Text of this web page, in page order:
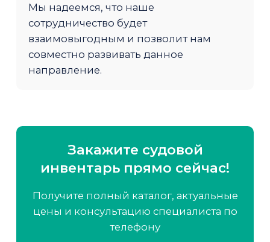
Мы надеемся, что наше
сотрудничество будет
взаимовыгодным и позволит нам
совместно развивать данное
направление.
Закажите судовой
инвентарь прямо сейчас!
Получите полный каталог, актуальные
цены и консультацию специалиста по
телефону